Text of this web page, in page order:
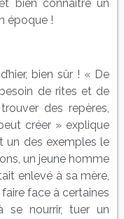
bien connaître un
époque !
bien sûr ! « De
de rites et de
des repères,
créer » explique
un des exemples le
un jeune homme
enlevé à sa mère,
face à certaines
se nourrir, tuer un